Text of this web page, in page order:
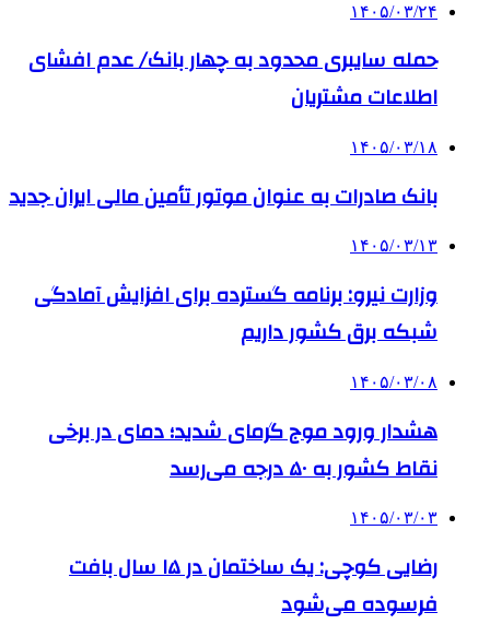
۱۴۰۵/۰۳/۲۴
حمله سایبری محدود به چهار بانک/ عدم افشای
اطلاعات مشتریان
۱۴۰۵/۰۳/۱۸
بانک صادرات به‌ عنوان موتور تأمین مالی ایران جدید
۱۴۰۵/۰۳/۱۳
وزارت نیرو: برنامه‌ گسترده برای افزایش آمادگی
شبکه برق کشور داریم
۱۴۰۵/۰۳/۰۸
هشدار ورود موج گرمای شدید؛ دمای در برخی
نقاط کشور به ۵۰ درجه می‌رسد
۱۴۰۵/۰۳/۰۳
رضایی کوچی: یک ساختمان در ۱۵ سال بافت
فرسوده می‌شود